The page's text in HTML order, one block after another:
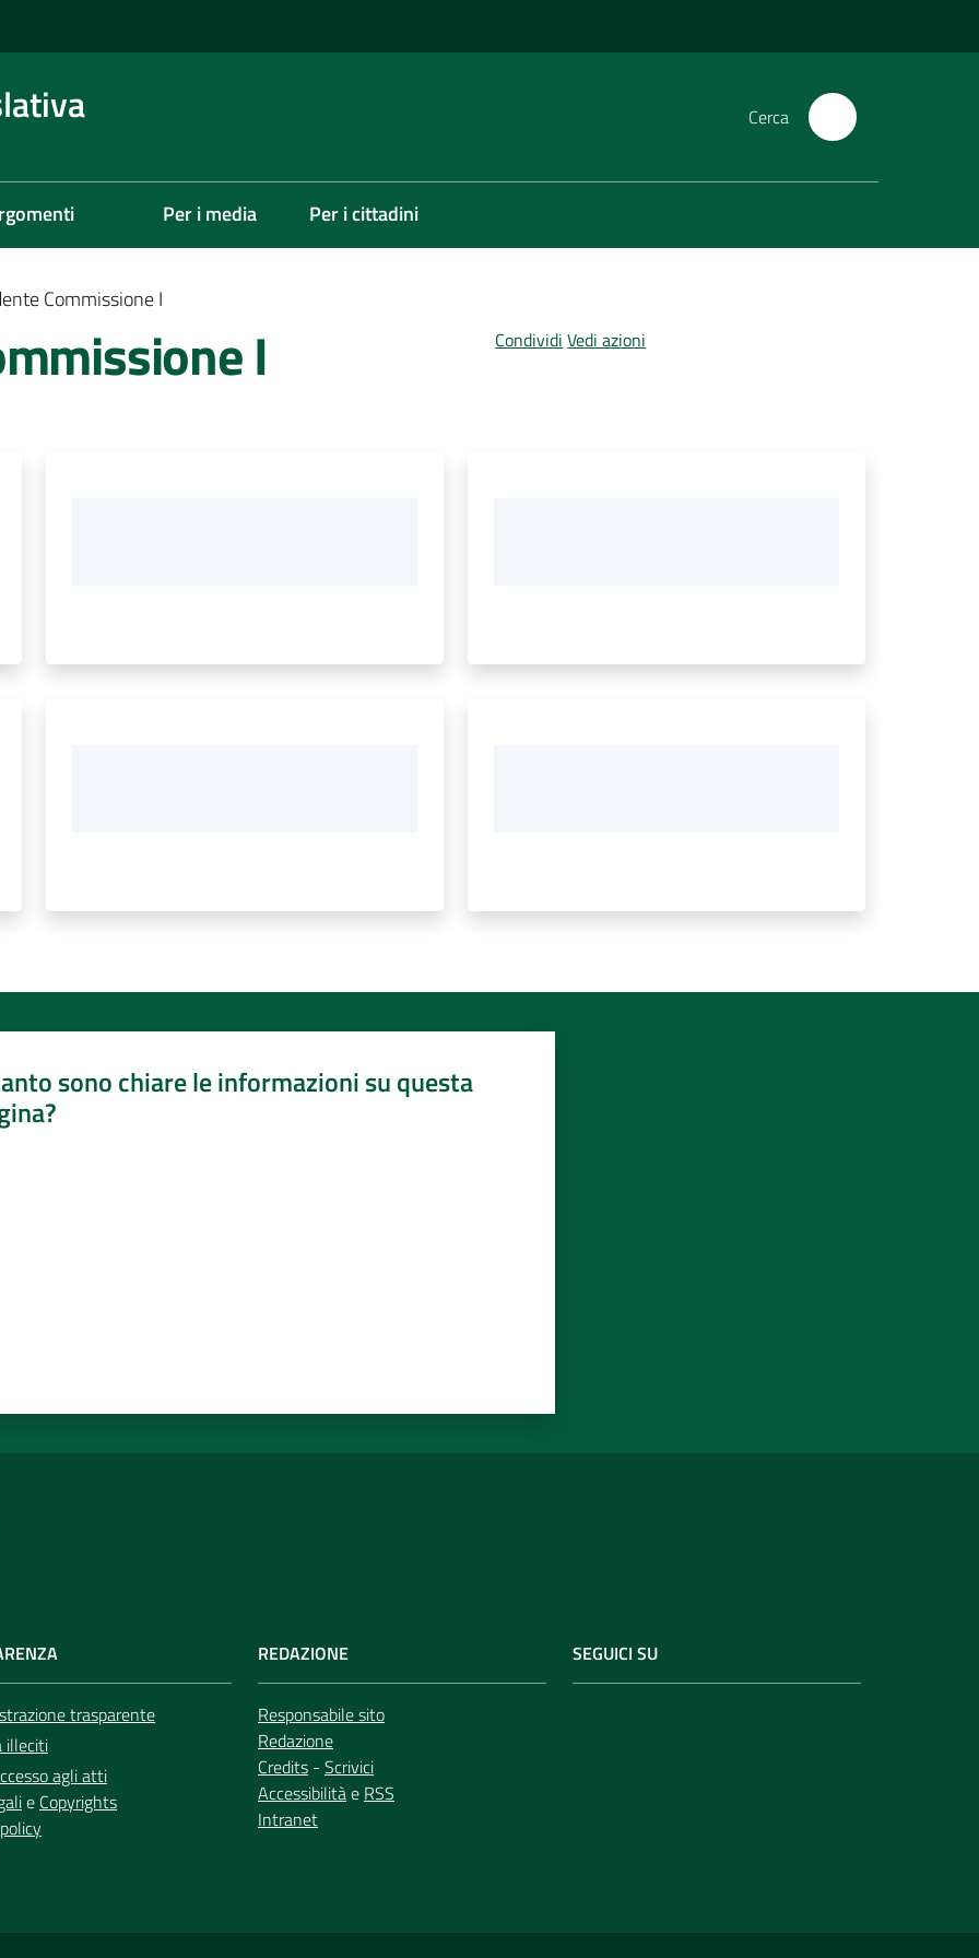
Cerca
Per i media Per i cittadini
Commissione I
I Condividi Vedi azioni
sono chiare le informazioni su questa
trasparente
illeciti
agli atti
e Copyrights
REDAZIONE
Responsabile sito
Redazione
Credits - Scrivici
Accessibilitàe RSS
Intranet
SEGUICI SU